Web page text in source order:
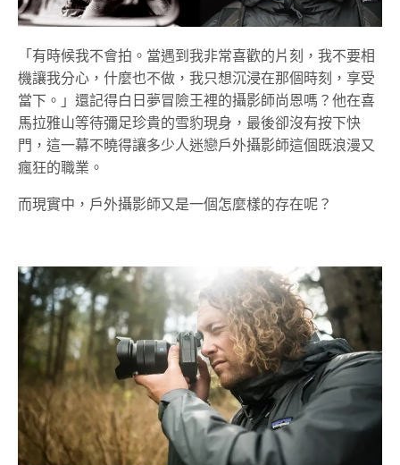
「有時候我不會拍。當遇到我非常喜歡的片刻，我不要相
機讓我分心，什麼也不做，我只想沉浸在那個時刻，享受
當下。」還記得白日夢冒險王裡的攝影師尚恩嗎？他在喜
馬拉雅山等待彌足珍貴的雪豹現身，最後卻沒有按下快
門，這一幕不曉得讓多少人迷戀戶外攝影師這個既浪漫又
瘋狂的職業。
而現實中，戶外攝影師又是一個怎麼樣的存在呢？